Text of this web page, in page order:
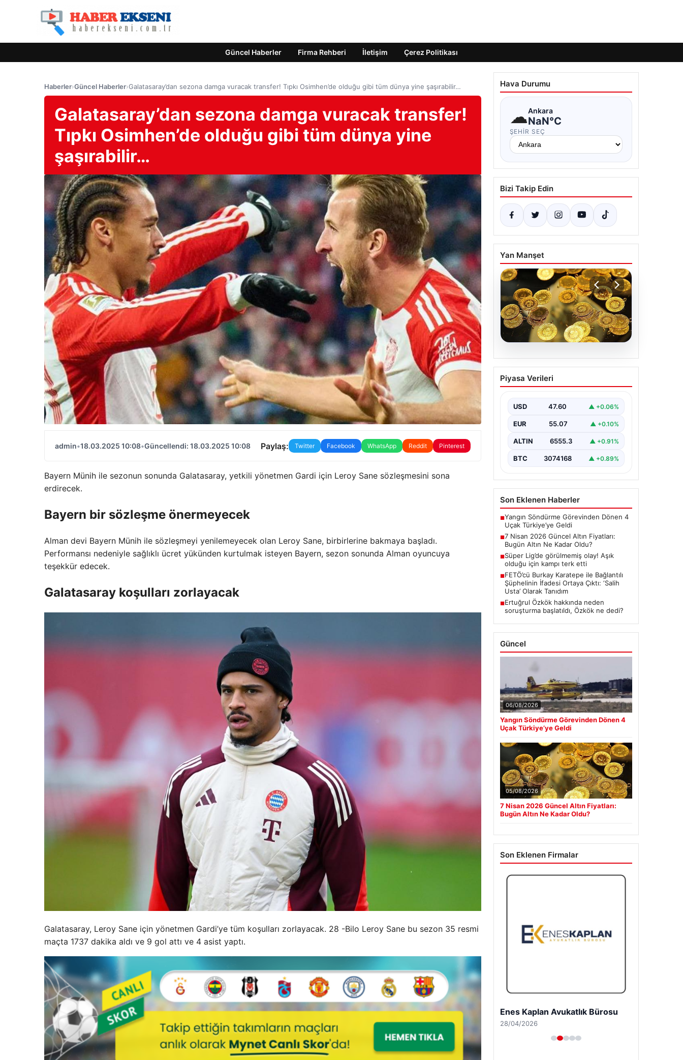
Güncel Haberler Firma Rehberi İletişim Çerez Politikası
Haberler›Güncel Haberler›Galatasaray’dan sezona damga vuracak transfer! Tıpkı Osimhen’de olduğu gibi tüm dünya yine şaşırabilir…
Galatasaray’dan sezona damga vuracak transfer!
Tıpkı Osimhen’de olduğu gibi tüm dünya yine
şaşırabilir…
admin•18.03.2025 10:08•Güncellendi: 18.03.2025 10:08 Paylaş: Twitter Facebook WhatsApp Reddit Pinterest
Bayern Münih ile sezonun sonunda Galatasaray, yetkili yönetmen Gardi için Leroy Sane sözleşmesini sona
erdirecek.
Bayern bir sözleşme önermeyecek
Alman devi Bayern Münih ile sözleşmeyi yenilemeyecek olan Leroy Sane, birbirlerine bakmaya başladı.
Performansı nedeniyle sağlıklı ücret yükünden kurtulmak isteyen Bayern, sezon sonunda Alman oyuncuya
teşekkür edecek.
Galatasaray koşulları zorlayacak
Galatasaray, Leroy Sane için yönetmen Gardi’ye tüm koşulları zorlayacak. 28 -Bilo Leroy Sane bu sezon 35 resmi
maçta 1737 dakika aldı ve 9 gol attı ve 4 asist yaptı.
Hava Durumu
☁Ankara
NaN°C
ŞEHIR SEÇ
Bizi Takip Edin
Yan Manşet
05.08.2026
Süper Lig’de görülmemiş
olay! Aşık olduğu için
Piyasa Verileri
USD 47.60 ▲ +0.06%
EUR 55.07 ▲ +0.10%
ALTIN 6555.3 ▲ +0.91%
BTC 3074168 ▲ +0.89%
Son Eklenen Haberler
■Yangın Söndürme Görevinden Dönen 4
Uçak Türkiye’ye Geldi
■7 Nisan 2026 Güncel Altın Fiyatları:
Bugün Altın Ne Kadar Oldu?
■Süper Lig’de görülmemiş olay! Aşık
olduğu için kampı terk etti
■FETÖ’cü Burkay Karatepe ile Bağlantılı
Şüphelinin İfadesi Ortaya Çıktı: ‘Salih
Usta’ Olarak Tanıdım
■Ertuğrul Özkök hakkında neden
soruşturma başlatıldı, Özkök ne dedi?
Güncel
06/08/2026
Yangın Söndürme Görevinden Dönen 4
Uçak Türkiye’ye Geldi
05/08/2026
7 Nisan 2026 Güncel Altın Fiyatları:
Bugün Altın Ne Kadar Oldu?
Son Eklenen Firmalar
Enes Kaplan Avukatlık Bürosu
28/04/2026